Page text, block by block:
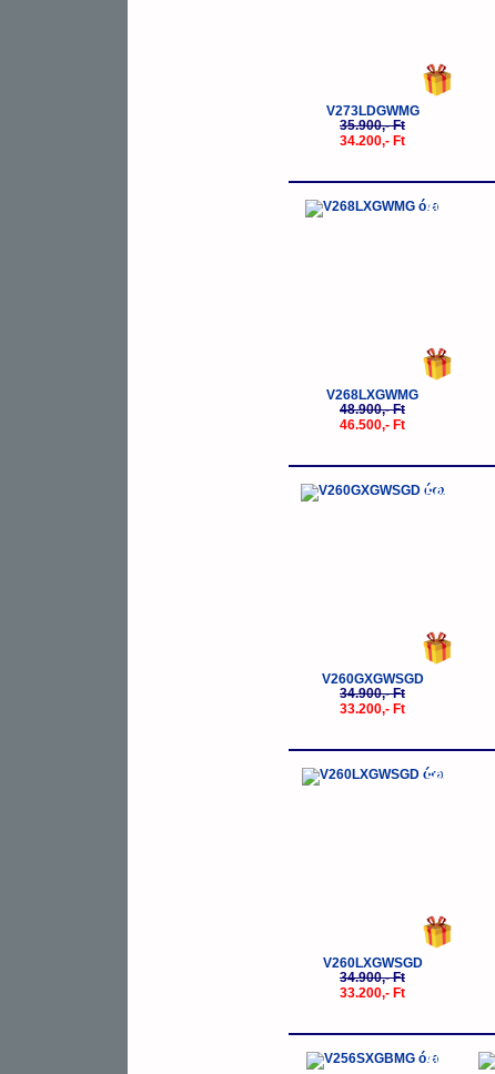
V273LDGWMG
35.900,- Ft
34.200,- Ft
-5%
V268LXGWMG
48.900,- Ft
46.500,- Ft
-5%
V260GXGWSGD
34.900,- Ft
33.200,- Ft
-5%
V260LXGWSGD
34.900,- Ft
33.200,- Ft
-5%